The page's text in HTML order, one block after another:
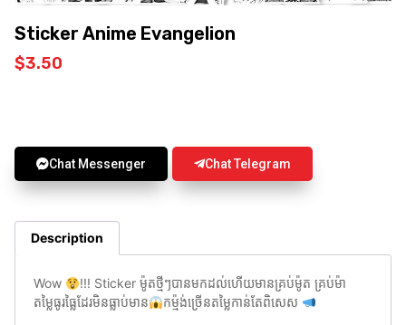
Sticker Anime Evangelion
$3.50
Chat Messenger Chat Telegram
Description
Wow
!!! Sticker ម៉ូតថ្មីៗបានមកដល់ហើយមានគ្រប់ម៉ូត គ្រប់ម៉ា
តម្លៃធូរធ្លៃដែរមិនធ្លាប់មាន
កម្ម៉ង់ច្រើនតម្លៃកាន់តែពិសេស